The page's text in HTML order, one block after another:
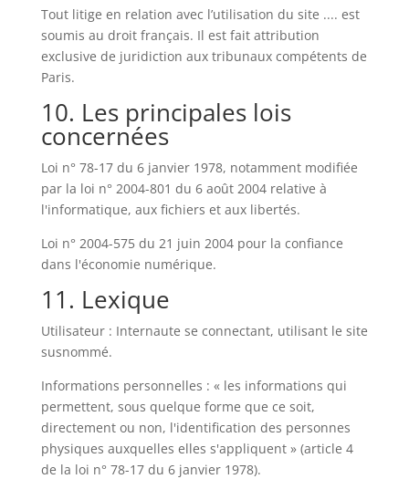
Tout litige en relation avec l’utilisation du site .... est
soumis au droit français. Il est fait attribution
exclusive de juridiction aux tribunaux compétents de
Paris.
10. Les principales lois
concernées
Loi n° 78-17 du 6 janvier 1978, notamment modifiée
par la loi n° 2004-801 du 6 août 2004 relative à
l'informatique, aux fichiers et aux libertés.
Loi n° 2004-575 du 21 juin 2004 pour la confiance
dans l'économie numérique.
11. Lexique
Utilisateur : Internaute se connectant, utilisant le site
susnommé.
Informations personnelles : « les informations qui
permettent, sous quelque forme que ce soit,
directement ou non, l'identification des personnes
physiques auxquelles elles s'appliquent » (article 4
de la loi n° 78-17 du 6 janvier 1978).